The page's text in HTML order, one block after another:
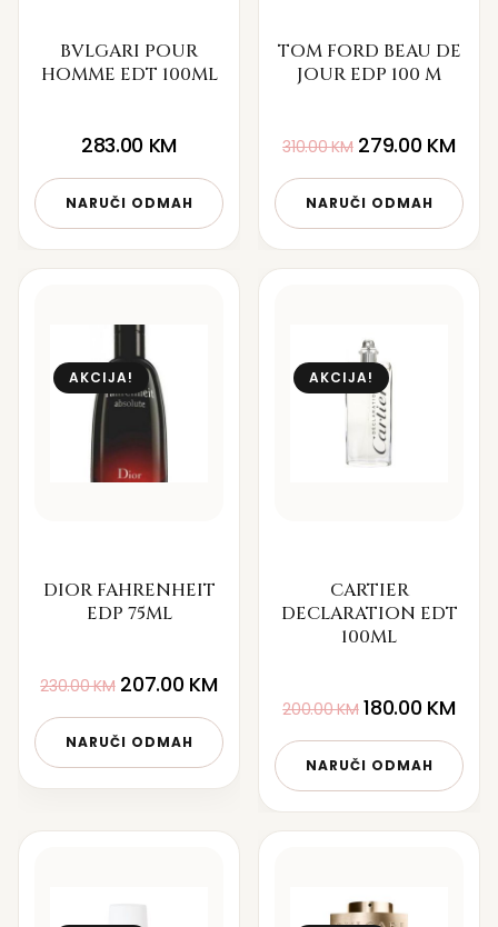
BVLGARI POUR
HOMME EDT 100ML
283.00 KM
NARUČI ODMAH
TOM FORD BEAU DE
JOUR EDP 100 M
310.00KM 279.00 KM
NARUČI ODMAH
AKCIJA!
DIOR FAHRENHEIT
EDP 75ML
230.00KM 207.00 KM
NARUČI ODMAH
AKCIJA!
CARTIER
DECLARATION EDT
100ML
200.00KM 180.00 KM
NARUČI ODMAH